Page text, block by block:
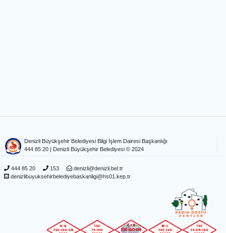
Denizli Büyükşehir Belediyesi Bilgi İşlem Dairesi Başkanlığı
444 85 20 | Denizli Büyükşehir Belediyesi © 2024
444 85 20 153
denizli@denizli.bel.tr
denizlibuyuksehirbelediyebaskanligi@hs01.kep.tr